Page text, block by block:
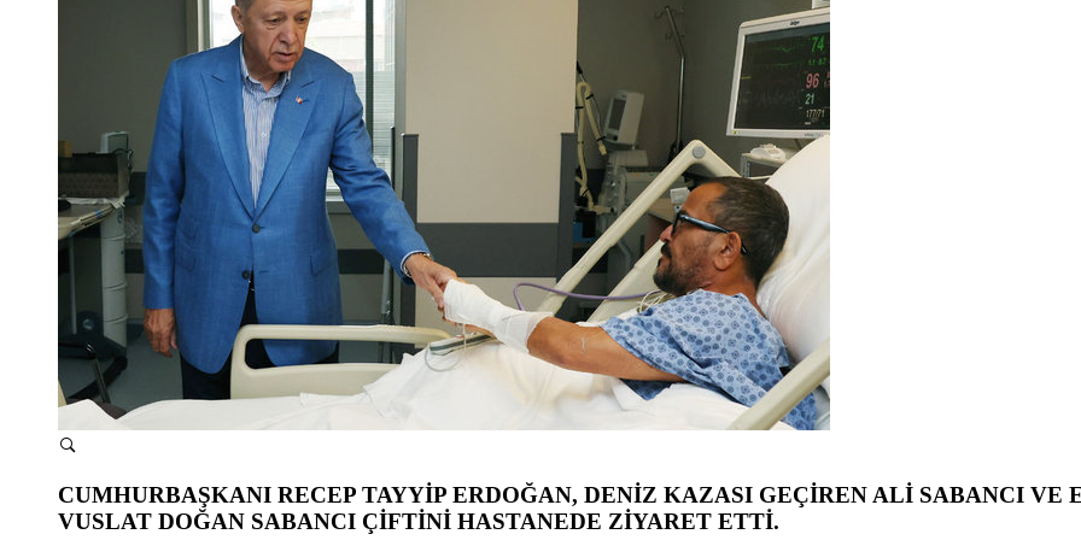
CUMHURBAŞKANI RECEP TAYYİP ERDOĞAN, DENİZ KAZASI GEÇİREN ALİ SABANCI VE
VUSLAT DOĞAN SABANCI ÇİFTİNİ HASTANEDE ZİYARET ETTİ.